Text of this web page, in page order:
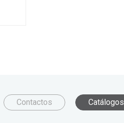
Contactos Catálogos